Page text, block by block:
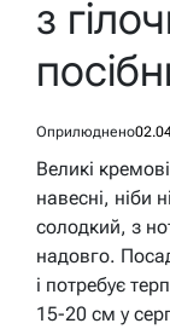
з
Оприлюднено
Великі
навесні, ніби
солодкий, з
надовго.
і потребує
15-20 см у